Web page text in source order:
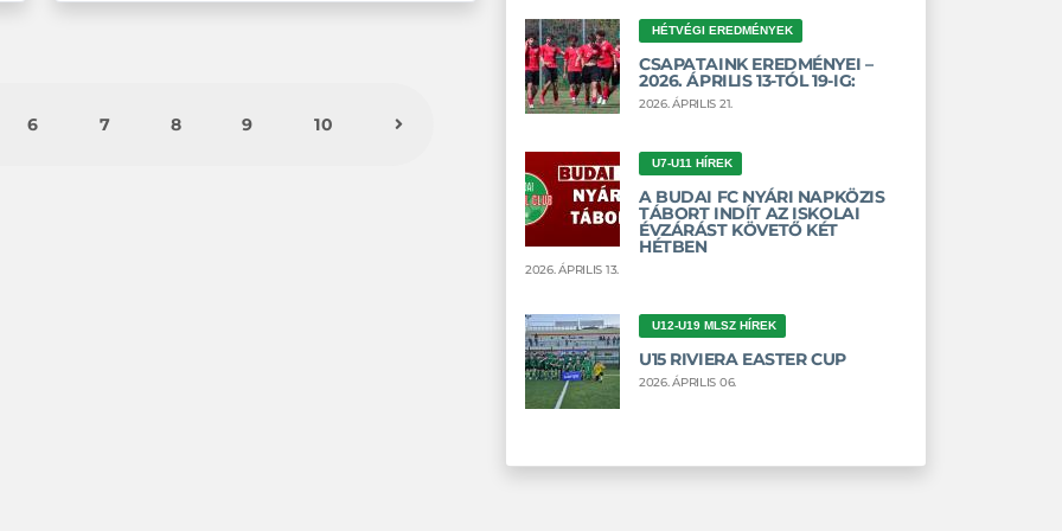
6 7 8 9 10
HÉTVÉGI EREDMÉNYEK
CSAPATAINK EREDMÉNYEI –
2026. ÁPRILIS 13-TÓL 19-IG:
2026. ÁPRILIS 21.
U7-U11 HÍREK
A BUDAI FC NYÁRI NAPKÖZIS
TÁBORT INDÍT AZ ISKOLAI
ÉVZÁRÁST KÖVETŐ KÉT
HÉTBEN
2026. ÁPRILIS 13.
U12-U19 MLSZ HÍREK
U15 RIVIERA EASTER CUP
2026. ÁPRILIS 06.